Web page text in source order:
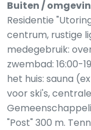
Buiten /
Residentie
centrum, rustige
medegebruik:
zwembad: 16:00-
het huis: sauna
voor ski's,
"Post" 300 m.